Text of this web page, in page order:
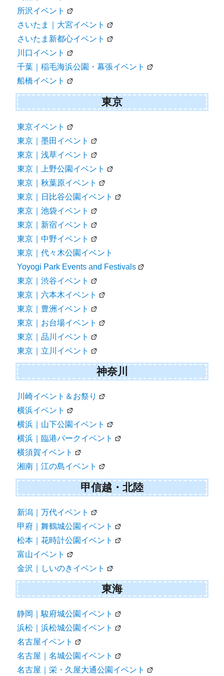
所沢イベント
さいたま｜大宮イベント
さいたま新都心イベント
川口イベント
千葉｜稲毛海浜公園・幕張イベント
船橋イベント
東京
東京イベント
東京｜墨田イベント
東京｜浅草イベント
東京｜上野公園イベント
東京｜秋葉原イベント
東京｜日比谷公園イベント
東京｜池袋イベント
東京｜新宿イベント
東京｜中野イベント
東京｜代々木公園イベント
Yoyogi Park Events and Festivals
東京｜渋谷イベント
東京｜六本木イベント
東京｜豊洲イベント
東京｜お台場イベント
東京｜品川イベント
東京｜立川イベント
神奈川
川崎イベント＆お祭り
横浜イベント
横浜｜山下公園イベント
横浜｜臨港パークイベント
横須賀イベント
湘南｜江の島イベント
甲信越・北陸
新潟｜万代イベント
甲府｜舞鶴城公園イベント
松本｜花時計公園イベント
富山イベント
金沢｜しいのきイベント
東海
静岡｜駿府城公園イベント
浜松｜浜松城公園イベント
名古屋イベント
名古屋｜名城公園イベント
名古屋｜栄・久屋大通公園イベント